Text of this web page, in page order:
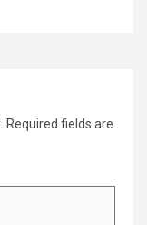
Required fields are